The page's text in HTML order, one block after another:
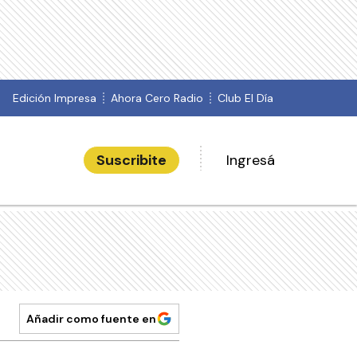
Edición Impresa Ahora Cero Radio Club El Día
Suscribite Ingresá
Añadir como fuente en